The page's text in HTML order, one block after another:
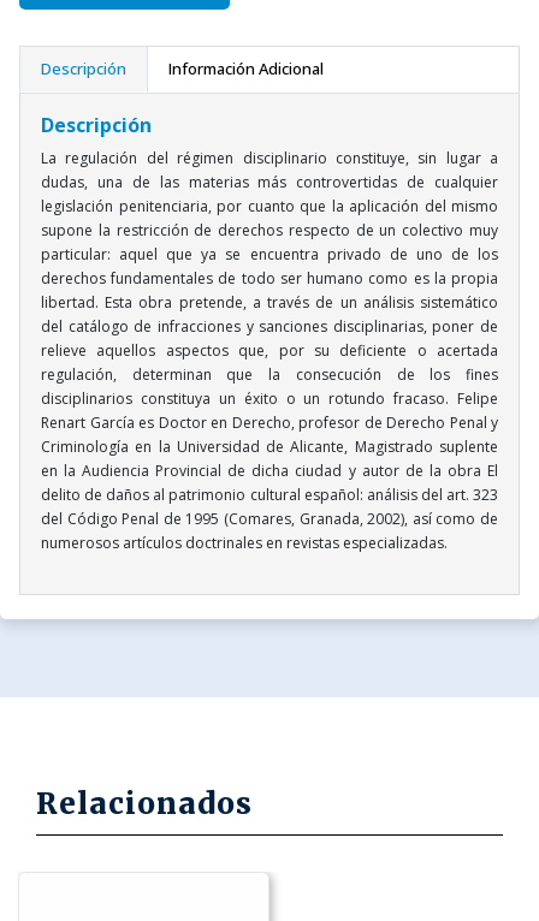
Descripción Información Adicional
Descripción
La regulación del régimen disciplinario constituye, sin lugar a
dudas, una de las materias más controvertidas de cualquier
legislación penitenciaria, por cuanto que la aplicación del mismo
supone la restricción de derechos respecto de un colectivo muy
particular: aquel que ya se encuentra privado de uno de los
derechos fundamentales de todo ser humano como es la propia
libertad. Esta obra pretende, a través de un análisis sistemático
del catálogo de infracciones y sanciones disciplinarias, poner de
relieve aquellos aspectos que, por su deficiente o acertada
regulación, determinan que la consecución de los fines
disciplinarios constituya un éxito o un rotundo fracaso. Felipe
Renart García es Doctor en Derecho, profesor de Derecho Penal y
Criminología en la Universidad de Alicante, Magistrado suplente
en la Audiencia Provincial de dicha ciudad y autor de la obra El
delito de daños al patrimonio cultural español: análisis del art. 323
del Código Penal de 1995 (Comares, Granada, 2002), así como de
numerosos artículos doctrinales en revistas especializadas.
Relacionados